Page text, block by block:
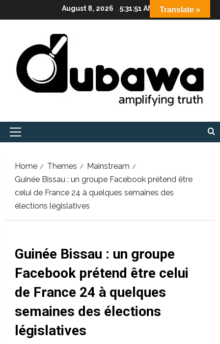
to
August 8, 2026 5:31:52 AM
Primary
Home Themes
Mainstream
Guinée Bissau : un groupe Facebook prétend être
celui de France 24 à quelques semaines des
élections législatives
Guinée Bissau : un groupe
Facebook prétend être celui
de France 24 à quelques
semaines des élections
législatives
Translate »